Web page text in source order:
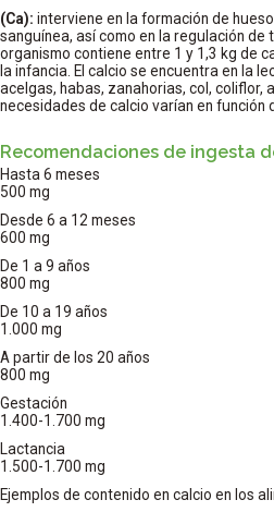
(Ca): interviene en la formación de
sanguínea, así como en la regulación
organismo contiene entre 1 y 1,3 kg de
la infancia. El calcio se encuentra en la
acelgas, habas, zanahorias, col, coliflor,
necesidades de calcio varían en función
Recomendaciones de ingesta
Hasta 6 meses
500 mg
Desde 6 a 12 meses
600 mg
De 1 a 9 años
800 mg
De 10 a 19 años
1.000 mg
A partir de los 20 años
800 mg
Gestación
1.400-1.700 mg
Lactancia
1.500-1.700 mg
Ejemplos de contenido en calcio en los